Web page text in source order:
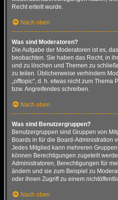
Recht erteilt wurde.
Nach oben
Was sind Moderatoren?
Die Aufgabe der Moderatoren ist es,
beobachten. Sie haben das Recht, in
und zu löschen und Themen zu
zu teilen. Üblicherweise verhindern
„offtopic“, d. h. etwas nicht zum
bzw. Angreifendes schreiben.
Nach oben
Was sind Benutzergruppen?
Benutzergruppen sind Gruppen von
Boards in für die Board-Administration
Jedes Mitglied kann mehreren
können Berechtigungen zugeteilt
Administratoren, Berechtigungen für
ändern und sie zum Beispiel zu
oder ihnen Zugriff zu einem
Nach oben